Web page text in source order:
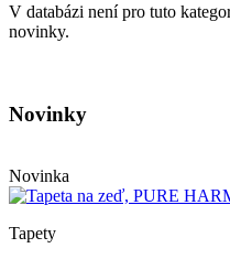
V databázi není pro tuto
novinky.
Novinky
Novinka
Tapety